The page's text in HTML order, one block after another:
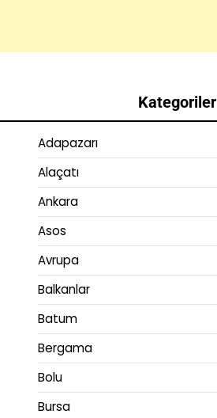
Kategoriler
Adapazarı
Alaçatı
Ankara
Asos
Avrupa
Balkanlar
Batum
Bergama
Bolu
Bursa